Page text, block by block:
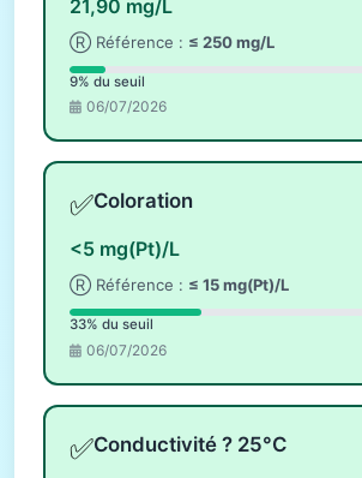
21,90 mg/L
Ⓡ Référence : ≤ 250 mg/L
9% du seuil
06/07/2026
✅Coloration
<5 mg(Pt)/L
Ⓡ Référence : ≤ 15 mg(Pt)/L
33% du seuil
06/07/2026
✅Conductivité ? 25°C